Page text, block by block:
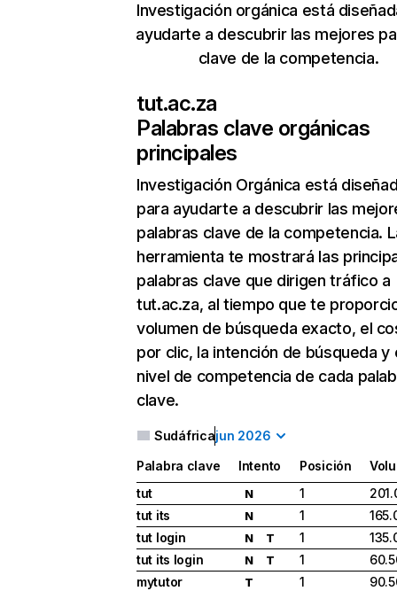
Investigación orgánica está
ayudarte a descubrir las mejores
clave de la competencia.
tut.ac.za
Palabras clave orgánicas
principales
Investigación Orgánica está
para ayudarte a descubrir las
palabras clave de la competencia.
herramienta te mostrará las
palabras clave que dirigen tráfico a
tut.ac.za, al tiempo que te
volumen de búsqueda exacto, el
por clic, la intención de búsqueda y
nivel de competencia de cada
clave.
Sudáfricajun 2026
Palabra clave Intento Posición
tut
N 1
tut its
N 1
tut login
N T 1
tut its login
N T 1
mytutor
T 1